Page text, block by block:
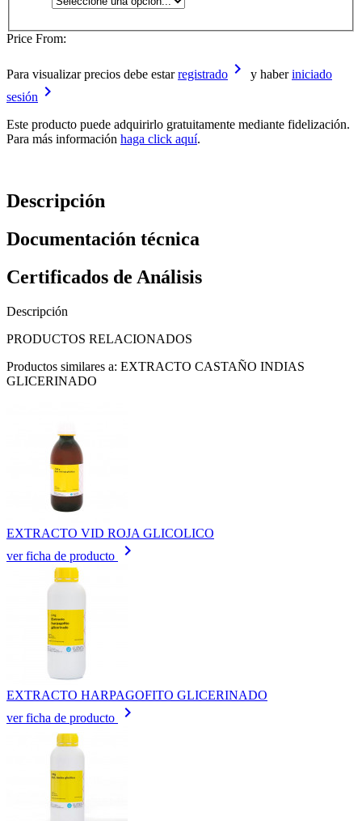
Price From:
Para visualizar precios debe estarregistrado keyboard_arrow_right y haberiniciado
sesión keyboard_arrow_right
Este producto puede adquirirlo gratuitamente mediante fidelización.
Para más información haga click aquí.
Descripción
Documentación técnica
Certificados de Análisis
Descripción
PRODUCTOS RELACIONADOS
Productos similares a: EXTRACTO CASTAÑO INDIAS
GLICERINADO
EXTRACTO VID ROJA GLICOLICO
ver ficha de producto
keyboard_arrow_right
EXTRACTO HARPAGOFITO GLICERINADO
ver ficha de producto
keyboard_arrow_right